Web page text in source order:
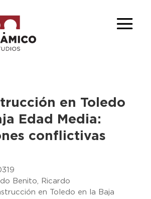
en Toledo
Edad Media:
conflictivas
Benito, Ricardo
en Toledo en la Baja